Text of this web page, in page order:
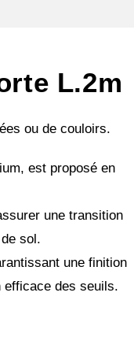
L.2m
ou de couloirs.
est proposé en
une transition
sol.
une finition
efficace des seuils.